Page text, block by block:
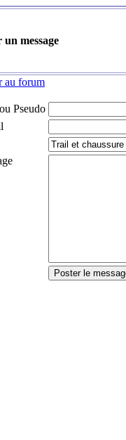
un message
au forum
Pseudo